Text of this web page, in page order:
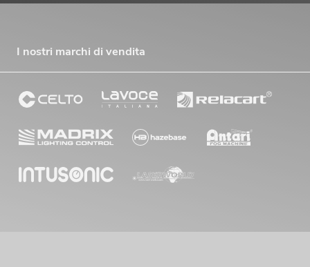
No. 11038846Articolo non disponibile
OMNITRONIC MAXX-1810DSP 2.1
I nostri marchi di vendita